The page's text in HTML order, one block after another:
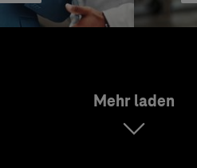
Mehr laden